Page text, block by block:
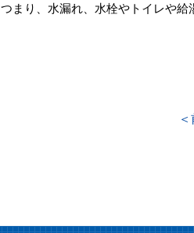
つまり、水漏れ、水栓やトイレや給